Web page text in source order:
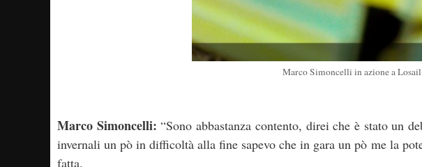
Marco Simoncelli in azione a
Marco Simoncelli: “Sono abbastanza contento, direi che è stato un
invernali un pò in difficoltà alla fine sapevo che in gara un pò me la
fatta.